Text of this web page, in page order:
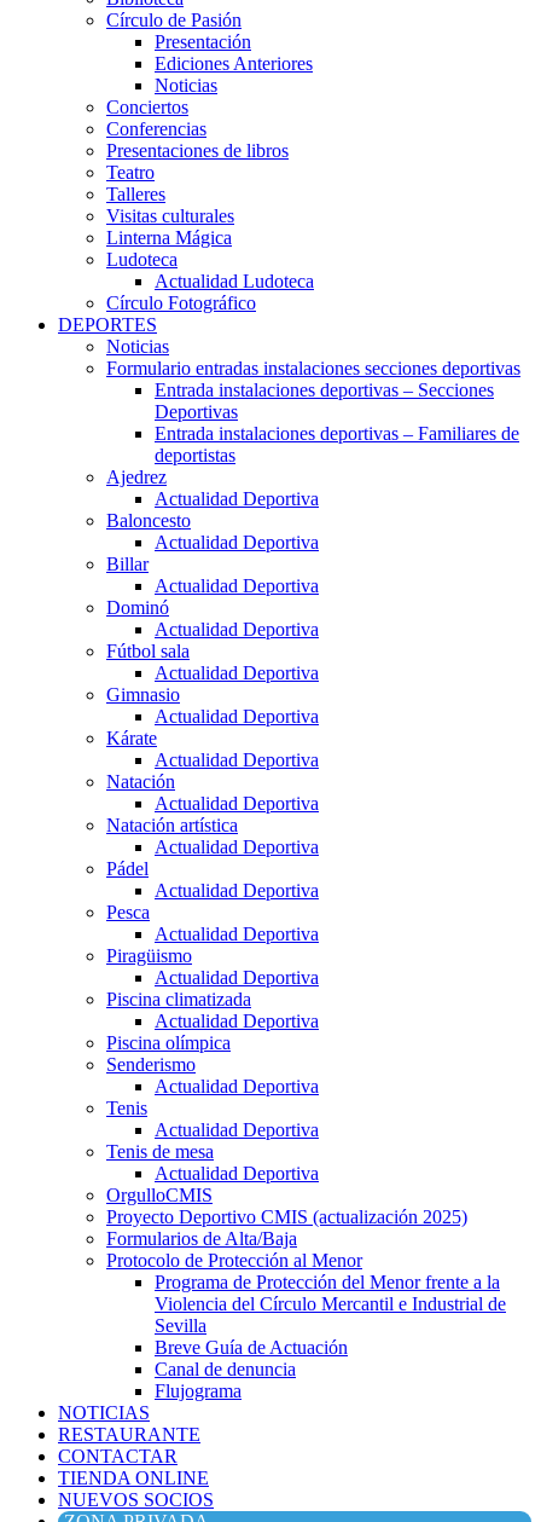
Círculo de Pasión
Presentación
Ediciones Anteriores
Noticias
Conciertos
Conferencias
Presentaciones de libros
Teatro
Talleres
Visitas culturales
Linterna Mágica
Ludoteca
Actualidad Ludoteca
Círculo Fotográfico
DEPORTES
Noticias
Formulario entradas instalaciones secciones deportivas
Entrada instalaciones deportivas – Secciones
Deportivas
Entrada instalaciones deportivas – Familiares de
deportistas
Ajedrez
Actualidad Deportiva
Baloncesto
Actualidad Deportiva
Billar
Actualidad Deportiva
Dominó
Actualidad Deportiva
Fútbol sala
Actualidad Deportiva
Gimnasio
Actualidad Deportiva
Kárate
Actualidad Deportiva
Natación
Actualidad Deportiva
Natación artística
Actualidad Deportiva
Pádel
Actualidad Deportiva
Pesca
Actualidad Deportiva
Piragüismo
Actualidad Deportiva
Piscina climatizada
Actualidad Deportiva
Piscina olímpica
Senderismo
Actualidad Deportiva
Tenis
Actualidad Deportiva
Tenis de mesa
Actualidad Deportiva
OrgulloCMIS
Proyecto Deportivo CMIS (actualización 2025)
Formularios de Alta/Baja
Protocolo de Protección al Menor
Programa de Protección del Menor frente a la
Violencia del Círculo Mercantil e Industrial de
Sevilla
Breve Guía de Actuación
Canal de denuncia
Flujograma
NOTICIAS
RESTAURANTE
CONTACTAR
TIENDA ONLINE
NUEVOS SOCIOS